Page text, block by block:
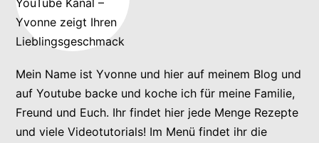
Mein Name ist Yvonne und hier auf meinem Blog und
auf Youtube backe und koche ich für meine Familie,
Freund und Euch. Ihr findet hier jede Menge Rezepte
und viele Videotutorials! Im Menü findet ihr die